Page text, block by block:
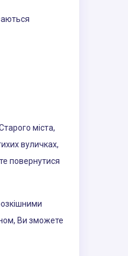
міста,
вуличках,
повернутися
Ви зможете